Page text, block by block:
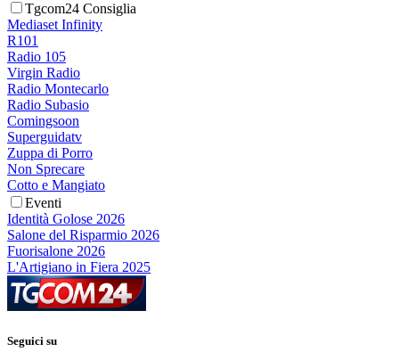
Tgcom24 Consiglia
Mediaset Infinity
R101
Radio 105
Virgin Radio
Radio Montecarlo
Radio Subasio
Comingsoon
Superguidatv
Zuppa di Porro
Non Sprecare
Cotto e Mangiato
Eventi
Identità Golose 2026
Salone del Risparmio 2026
Fuorisalone 2026
L'Artigiano in Fiera 2025
Seguici su